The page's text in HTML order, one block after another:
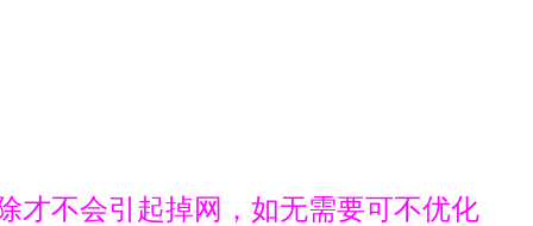
才不会引起掉网，如无需要可不优化